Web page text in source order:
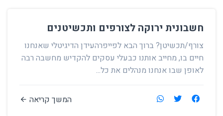
חשבונית ירוקה לצורפים ותכשיטנים
צורף/תכשיטן? ברוך הבא לפייפרהעידן הדיגיטלי שאנחנו
חיים בו, מחייב אותנו כבעלי עסקים להקדיש מחשבה רבה
לאופן שבו אנחנו מנהלים את כל...
המשך קריאה